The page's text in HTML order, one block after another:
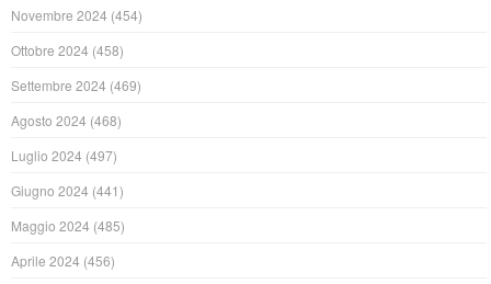
Novembre 2024 (454)
Ottobre 2024 (458)
Settembre 2024 (469)
Agosto 2024 (468)
Luglio 2024 (497)
Giugno 2024 (441)
Maggio 2024 (485)
Aprile 2024 (456)